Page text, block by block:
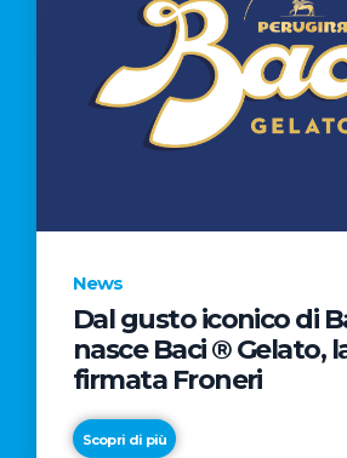
News
Dal gusto iconico di
nasce Baci ® Gelato,
firmata Froneri
Scopri di più